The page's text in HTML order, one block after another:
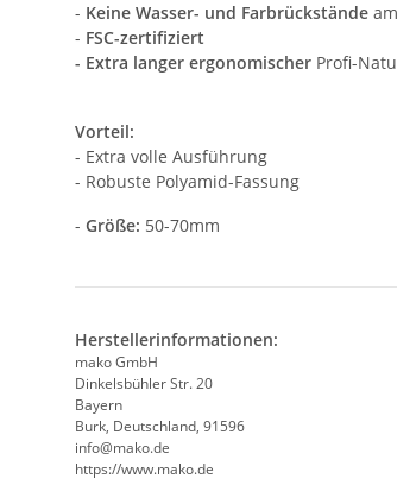
- Keine Wasser- und Farbrückstände
- FSC-zertifiziert
- Extra langer ergonomischer Profi-
Vorteil:
- Extra volle Ausführung
- Robuste Polyamid-Fassung
- Größe: 50-70mm
Herstellerinformationen:
mako GmbH
Dinkelsbühler Str. 20
Bayern
Burk, Deutschland, 91596
info@mako.de
https://www.mako.de